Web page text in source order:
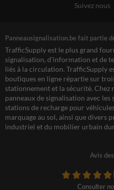
Suivez nous
Panneausignalisation.be fait partie
TrafficSupply est le plus grand
signalisation, d'information et de
liés à la circulation. TrafficSupply
boutiques en ligne répartie sur
stationnement et la sécurité. Chez
panneaux de signalisation avec
stations de recharge pour
marquage au sol, ainsi que divers
industriel et du mobilier urbain
Avis
Consulter